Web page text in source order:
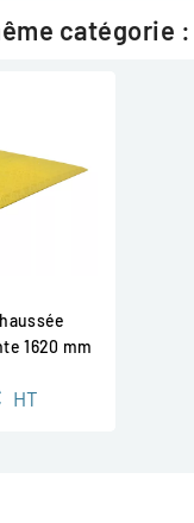
catégorie :
1620 mm
HT